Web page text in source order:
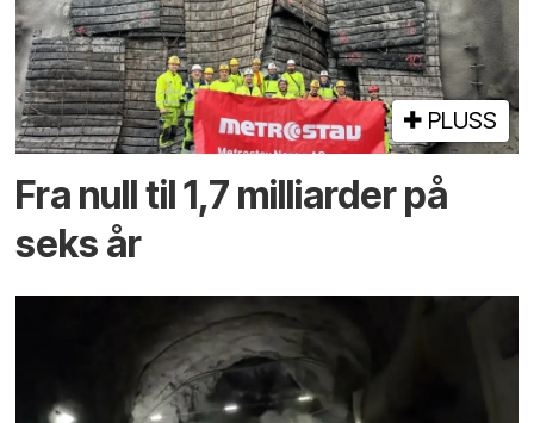
PLUSS
Fra null til 1,7 milliarder på
seks år